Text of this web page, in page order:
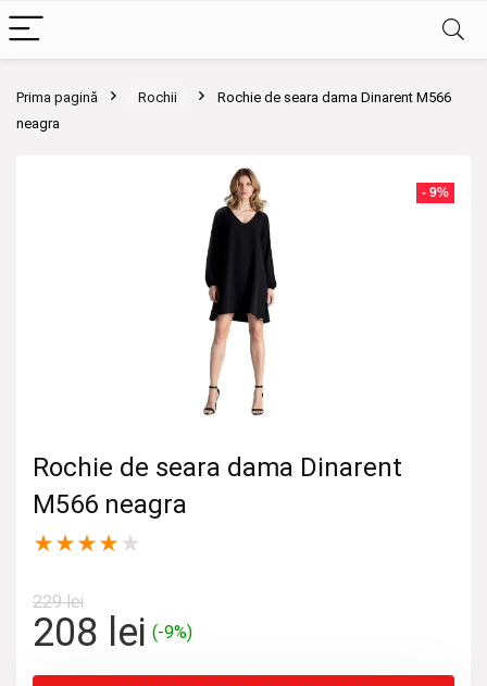
Prima pagină Rochii
Rochie de seara dama Dinarent M566
neagra
- 9%
Rochie de seara dama Dinarent
M566 neagra
★★★★ ★
229lei
Prețul
208 leiPrețul
(-9%)